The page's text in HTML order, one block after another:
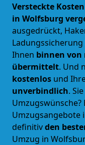
Versteckte
in Wolfsburg
ausgedrückt,
Ihnen binnen von
übermittelt. Und
kostenlos und
unverbindlich.
Umzugsangebote
definitivden
Umzug in